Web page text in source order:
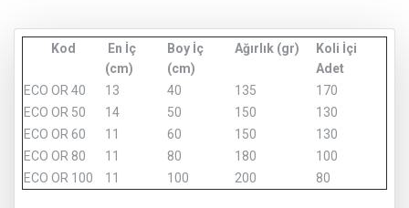
Kod
En İç
(cm)
Boy İç
(cm)
Ağırlık (gr)
Koli İçi
Adet
ECO OR 40
13 40 135
170
ECO OR 50
14 50 150
130
ECO OR 60
11 60 150
130
ECO OR 80
11 80 180
100
ECO OR 100
11 100 200 80